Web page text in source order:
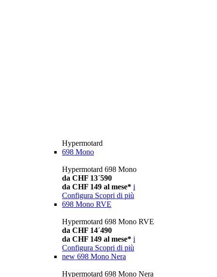
Hypermotard
698 Mono
Hypermotard 698 Mono
da CHF 13´590
da CHF 149 al mese* i
Configura Scopri di più
698 Mono RVE
Hypermotard 698 Mono RVE
da CHF 14´490
da CHF 149 al mese* i
Configura Scopri di più
new 698 Mono Nera
Hypermotard 698 Mono Nera